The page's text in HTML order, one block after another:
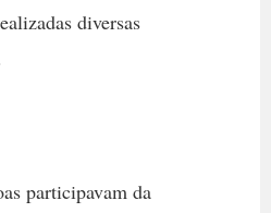
diversas
participavam da